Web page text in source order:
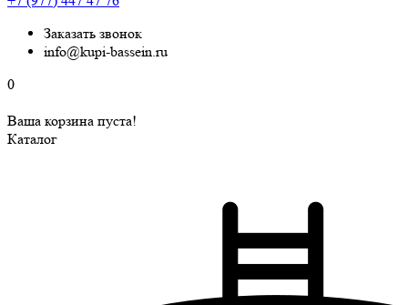
Заказать звонок
info@kupi-bassein.ru
0
Ваша корзина пуста!
Каталог